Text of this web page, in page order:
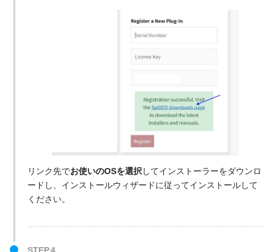
リンク先でお使いのOSを選択してインストーラーをダウンロ
ードし、インストールウィザードに従ってインストールして
ください。